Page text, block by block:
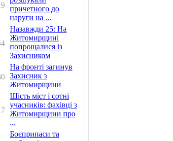
причетного до
наруги на ...
Назавжди 25: На
Житомирщині
попрощалися із
Захисником
На фронті загинув
Захисник з
Житомирщини
Шість міст і сотні
учасників: фахівці з
Житомирщини про
...
Боєприпаси та